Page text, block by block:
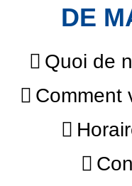
DE
Quoi de
Comment